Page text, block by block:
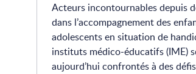
Acteurs incontournables depuis
dans l’accompagnement des
adolescents en situation de
instituts médico-éducatifs (IME)
aujourd’hui confrontés à des